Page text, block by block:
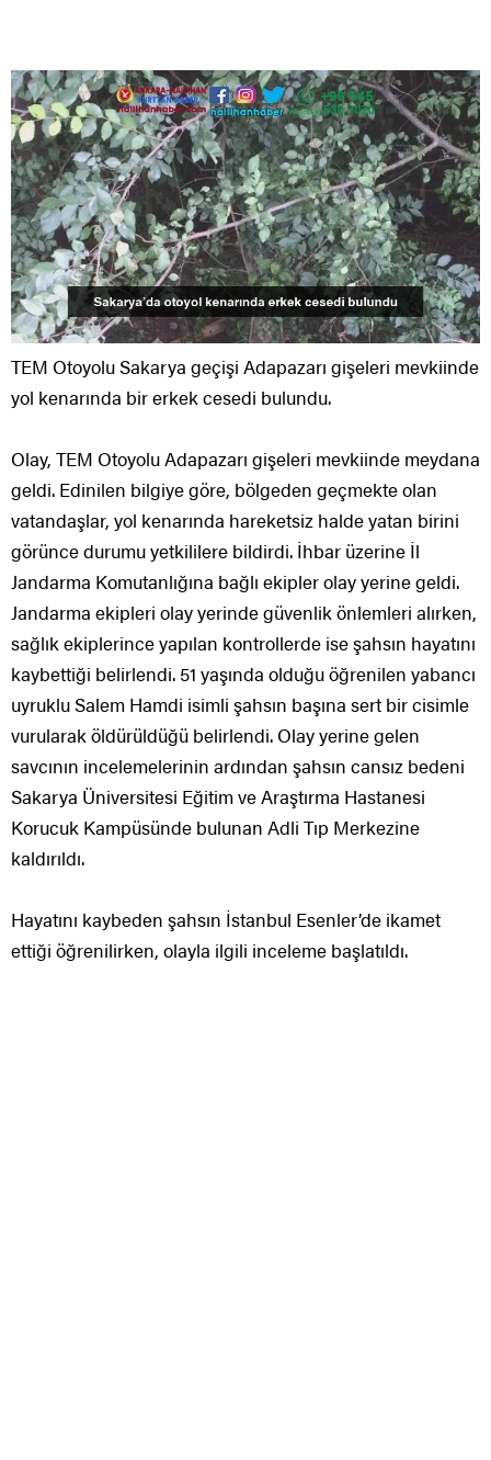
TEM Otoyolu Sakarya geçişi Adapazarı gişeleri mevkiinde
yol kenarında bir erkek cesedi bulundu.
Olay, TEM Otoyolu Adapazarı gişeleri mevkiinde meydana
geldi. Edinilen bilgiye göre, bölgeden geçmekte olan
vatandaşlar, yol kenarında hareketsiz halde yatan birini
görünce durumu yetkililere bildirdi. İhbar üzerine İl
Jandarma Komutanlığına bağlı ekipler olay yerine geldi.
Jandarma ekipleri olay yerinde güvenlik önlemleri alırken,
sağlık ekiplerince yapılan kontrollerde ise şahsın hayatını
kaybettiği belirlendi. 51 yaşında olduğu öğrenilen yabancı
uyruklu Salem Hamdi isimli şahsın başına sert bir cisimle
vurularak öldürüldüğü belirlendi. Olay yerine gelen
savcının incelemelerinin ardından şahsın cansız bedeni
Sakarya Üniversitesi Eğitim ve Araştırma Hastanesi
Korucuk Kampüsünde bulunan Adli Tıp Merkezine
kaldırıldı.
Hayatını kaybeden şahsın İstanbul Esenler’de ikamet
ettiği öğrenilirken, olayla ilgili inceleme başlatıldı.